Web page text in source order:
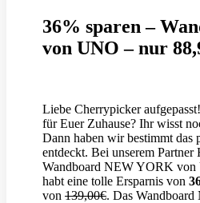
36% sparen –
von UNO – nur
Liebe Cherrypicker
für Euer Zuhause? Ihr wisst
Dann haben wir bestimmt das
entdeckt. Bei unserem
Wandboard NEW YORK von
habt eine tolle Ersparnis von
von 139,00€. Das